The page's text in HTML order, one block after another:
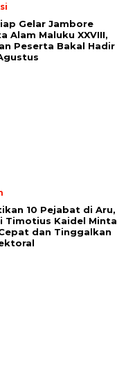
Gelar Jambore
Alam Maluku XXVIII,
Peserta Bakal Hadir
10 Pejabat di Aru,
Timotius Kaidel Minta
dan Tinggalkan